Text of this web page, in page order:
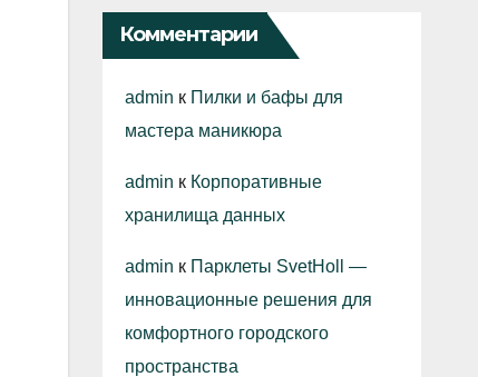
Комментарии
admin к Пилки и бафы для
мастера маникюра
admin к Корпоративные
хранилища данных
admin к Парклеты SvetHoll —
инновационные решения для
комфортного городского
пространства